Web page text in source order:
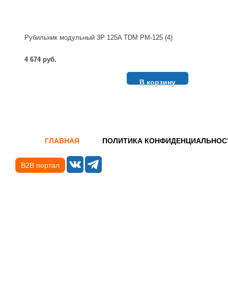
Рубильник модульный 3P 125A TDM РМ-125 (4)
4 674 руб.
В корзину
ГЛАВНАЯ ПОЛИТИКА
B2B портал